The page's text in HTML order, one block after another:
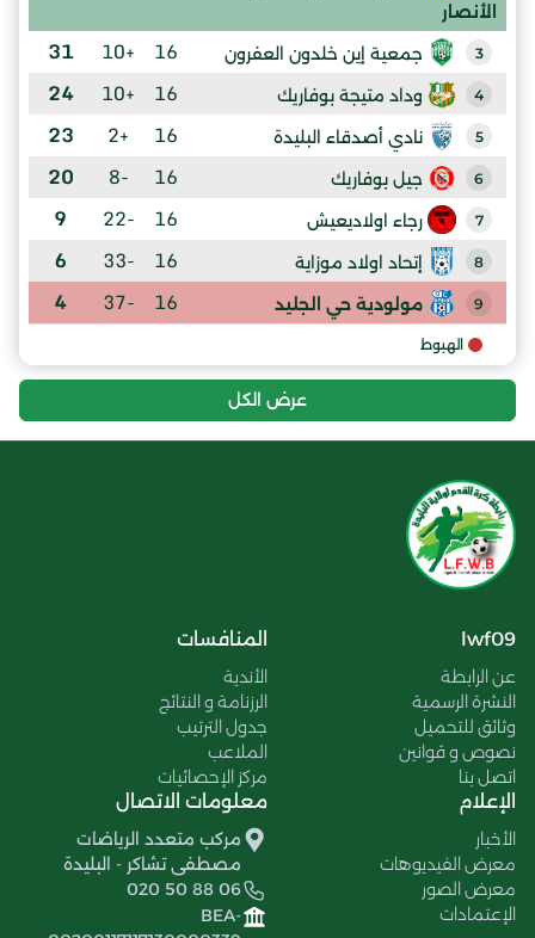
الأنصار
3 جمعية إين خلدون العفرون 16
+10
31
4 وداد متيجة بوفاريك 16
+10
24
5 نادي أصدقاء البليدة 16
+2
23
6 جيل بوفاريك 16
-8
20
7 رجاء اولاديعيش 16
-22
9
8 إتحاد اولاد موزاية 16
-33
6
9 مولودية حي الجليد 16
-37
4
الهبوط
عرض الكل
lwf09
عن الرابطة
النشرة الرسمية
وثائق للتحميل
نصوص و قوانين
اتصل بنا
المنافسات
الأندية
الرزنامة و النتائج
جدول الترتيب
الملاعب
مركز الإحصائيات
الإعلام
الأخبار
معرض الفيديوهات
معرض الصور
الإعتمادات
معلومات الاتصال
مركب متعدد الرياضات
مصطفى تشاكر - البليدة
020 50 88 06
BEA-